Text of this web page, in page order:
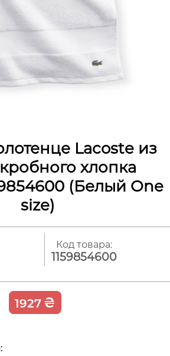
Lacoste из
хлопка
(Белый One
size)
Код товара:
1159854600
1927 ₴